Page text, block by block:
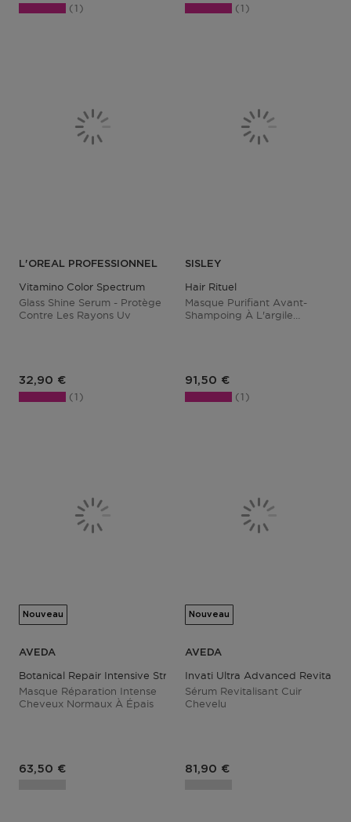
1 1
L'OREAL PROFESSIONNEL
Vitamino Color Spectrum
Glass Shine Serum - Protège
Contre Les Rayons Uv
Prix du produit
32,90 €
1
SISLEY
Hair Rituel
Masque Purifiant Avant-
Shampoing À L'argile
Prix du produit
91,50 €
1
Nouveau
AVEDA
Botanical Repair Intensive Strengthening Masque - Rich
Masque Réparation Intense
Cheveux Normaux À Épais
Prix du produit
63,50 €
Nouveau
AVEDA
Invati Ultra Advanced
Sérum Revitalisant Cuir
Chevelu
Prix du produit
81,90 €